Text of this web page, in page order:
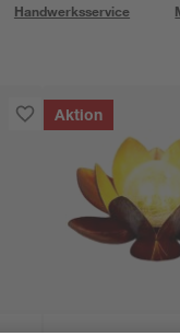
Handwerksservice
Aktion